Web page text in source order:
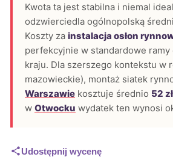
Kwota ta jest stabilna i niemal
odzwierciedla ogólnopolską
Koszty za instalacja osłon
perfekcyjnie w standardowe ramy
kraju. Dla szerszego kontekstu w
mazowieckie), montaż siatek
Warszawie kosztuje średnio 52
w Otwocku wydatek ten wynosi
Udostępnij wycenę